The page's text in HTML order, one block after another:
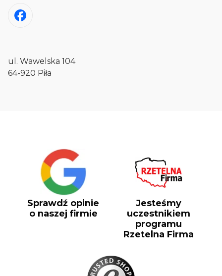
ul. Wawelska 104
64-920 Piła
Sprawdź opinie
o naszej firmie
Jesteśmy
uczestnikiem
programu
Rzetelna Firma